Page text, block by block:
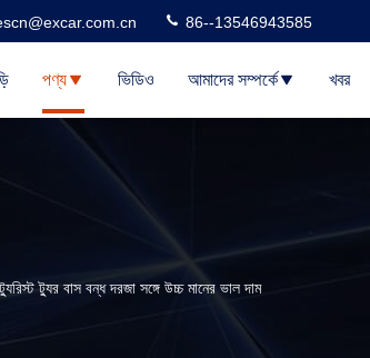
86--13546943585
পণ্য ভিডিও আমাদের সম্পর্কে খবর
ট্যুর বাস বন্ধ দরজা সঙ্গে উচ্চ মানের ভাল দাম